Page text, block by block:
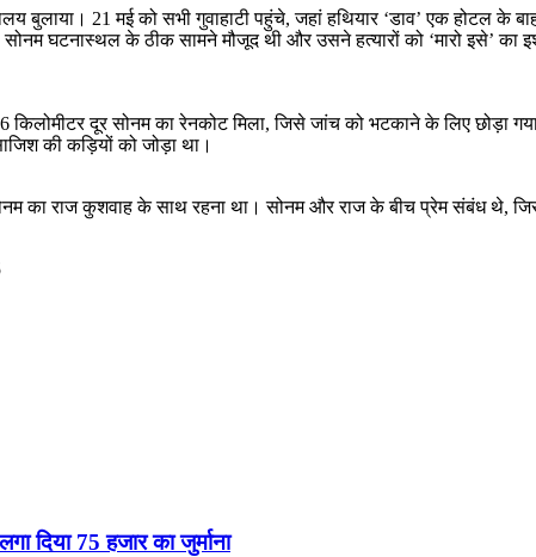
बुलाया। 21 मई को सभी गुवाहाटी पहुंचे, जहां हथियार ‘डाव’ एक होटल के
सोनम घटनास्थल के ठीक सामने मौजूद थी और उसने हत्यारों को ‘मारो इसे’ का
दूर सोनम का रेनकोट मिला, जिसे जांच को भटकाने के लिए छोड़ा
की कड़ियों को जोड़ा था।
का राज कुशवाह के साथ रहना था। सोनम और राज के बीच प्रेम संबंध थे,
दिया 75 हजार का जुर्माना